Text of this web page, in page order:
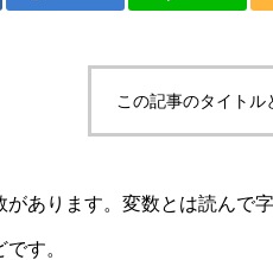
この記事のタイトル
あります。変数とは読んで
す。